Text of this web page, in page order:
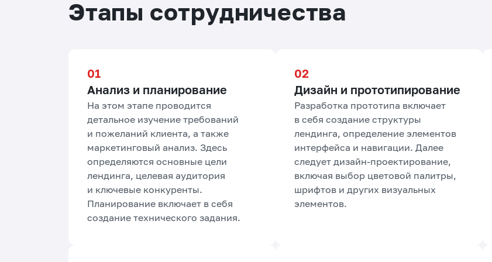
Этапы сотрудничества
Анализ и планирование
На этом этапе проводится
детальное изучение требований
и пожеланий клиента, а также
маркетинговый анализ. Здесь
определяются основные цели
лендинга, целевая аудитория
и ключевые конкуренты.
Планирование включает в себя
создание технического задания.
Дизайн и прототипирование
Разработка прототипа включает
в себя создание структуры
лендинга, определение элементов
интерфейса и навигации. Далее
следует дизайн-проектирование,
включая выбор цветовой палитры,
шрифтов и других визуальных
элементов.